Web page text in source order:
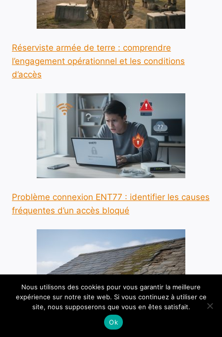
Réserviste armée de terre : comprendre
l’engagement opérationnel et les conditions
d’accès
Problème connexion ENT77 : identifier les causes
fréquentes d’un accès bloqué
Durée de vie toiture ardoise : anticiper l’entretien
Nous utilisons des cookies pour vous garantir la meilleure
expérience sur notre site web. Si vous continuez à utiliser ce
site, nous supposerons que vous en êtes satisfait.
Ok